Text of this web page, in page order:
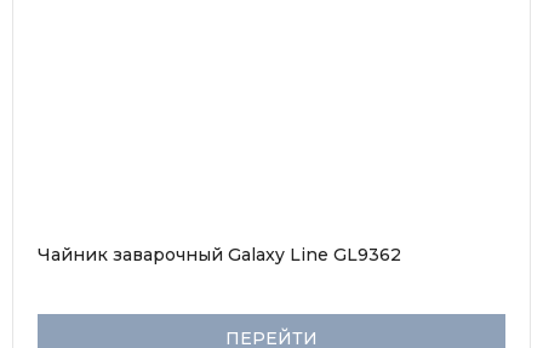
Чайник заварочный Galaxy Line GL9362
ПЕРЕЙТИ